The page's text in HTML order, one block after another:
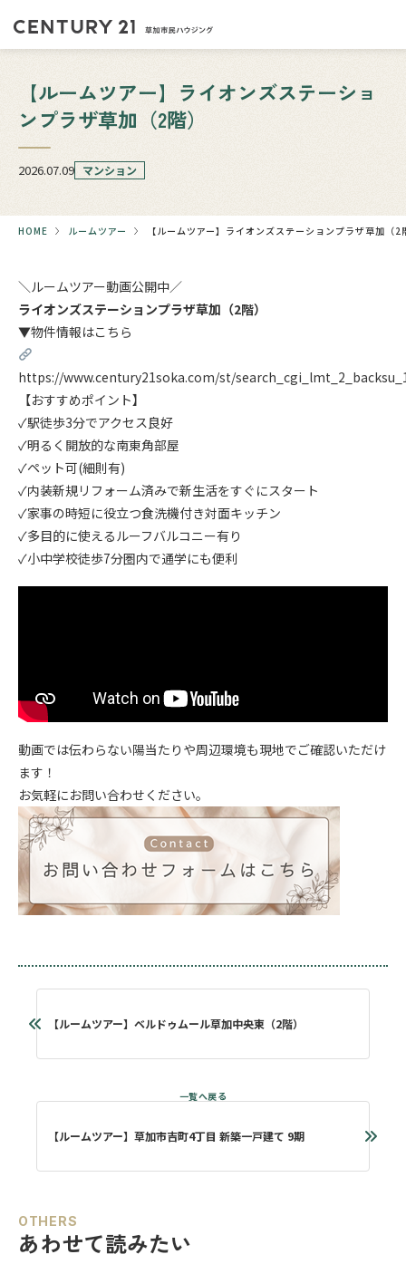
【ルームツアー】ライオンズステーショ
ンプラザ草加（2階）
2026.07.09 マンション
HOME ルームツアー 【ルームツアー】ライオンズステーションプラザ草加（2
＼ルームツアー動画公開中／
ライオンズステーションプラザ草加（2階）
▼物件情報はこちら
https://www.century21soka.com/st/
【おすすめポイント】
✓駅徒歩3分でアクセス良好
✓明るく開放的な南東角部屋
✓ペット可(細則有)
✓内装新規リフォーム済みで新生活をすぐにスタート
✓家事の時短に役立つ食洗機付き対面キッチン
✓多目的に使えるルーフバルコニー有り
✓小中学校徒歩7分圏内で通学にも便利
動画では伝わらない陽当たりや周辺環境も現地でご確認いただけ
ます！
お気軽にお問い合わせください。
【ルームツアー】ベルドゥムール草加中央東（2階）
【ルームツアー】草加市吉町4丁目 新築一戸建て 9期
OTHERS
あわせて読みたい